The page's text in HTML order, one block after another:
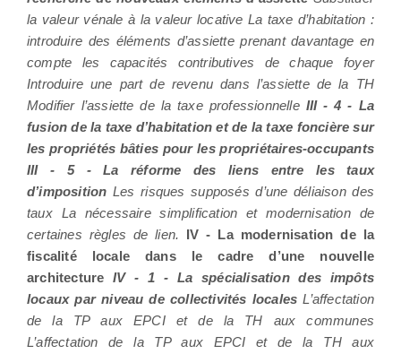
la valeur vénale à la valeur locative La taxe d’habitation :
introduire des éléments d’assiette prenant davantage en
compte les capacités contributives de chaque foyer
Introduire une part de revenu dans l’assiette de la TH
Modifier l’assiette de la taxe professionnelle III - 4 - La
fusion de la taxe d’habitation et de la taxe foncière sur
les propriétés bâties pour les propriétaires-occupants
III - 5 - La réforme des liens entre les taux
d’imposition Les risques supposés d’une déliaison des
taux La nécessaire simplification et modernisation de
certaines règles de lien. IV - La modernisation de la
fiscalité locale dans le cadre d’une nouvelle
architecture IV - 1 - La spécialisation des impôts
locaux par niveau de collectivités locales L’affectation
de la TP aux EPCI et de la TH aux communes
L’affectation de la TP aux EPCI et de la TH aux